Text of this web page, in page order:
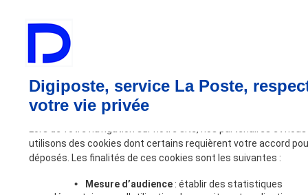
Digiposte, service La Poste,
votre vie privée
utilisons des cookies dont certains requièrent votre accord
déposés. Les finalités de ces cookies sont les suivantes :
• Mesure d’audience : établir des statistiques